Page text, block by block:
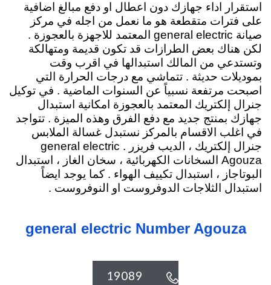
استقرار اداء جهازك دون اعطال او دفع مبالغ اضافية
على فترات متقطعة هو ما نعمل من اجله في مركز
صيانة general electric المعتمد للاجهزة بالعجوزة .
لكن هناك بعض الطرازات قد تكون قديمة ومتهالكة
وتستدعي من المالك استبدالها في اقرب وقت
بموديلات حديثة . تتماشي مع درجات الحرارة التي
اصبحت مرتفعة نسبياً عن السنوات الماضية . في توكيل
جنرال إلكتريك المعتمد بالعجوزة امكانية استبدال
جهازك بمنتج جديد مع دفع الفرق وهذه الميزة . تتواجد
في اغلب الاقسام بالمركز نستبدل غسالة الملابس
جنرال إلكتريك ، الديب فريزر . general electric
Agouza السخانات الكهربائية
، سخان الغاز ، استبدال
البوتاجاز ، استبدال تكييف الهواء . كما يوجد ايضاً
استبدال الثلاجات الدوفروست او النوفروست .
general electric Number Agouza

19089